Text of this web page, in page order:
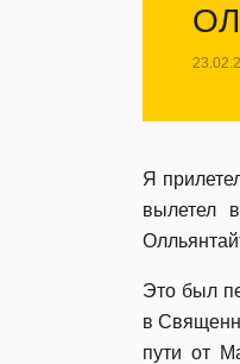
Я
вылетел
Это был
в
пути от